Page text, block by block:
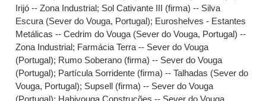
Irijó -- Zona Industrial; Sol Cativante III (firma) -- Silva
Escura (Sever do Vouga, Portugal); Euroshelves - Estantes
Metálicas -- Cedrim do Vouga (Sever do Vouga, Portugal) --
Zona Industrial; Farmácia Terra -- Sever do Vouga
(Portugal); Rumo Soberano (firma) -- Sever do Vouga
(Portugal); Partícula Sorridente (firma) -- Talhadas (Sever do
Vouga, Portugal); Supsell (firma) -- Sever do Vouga
(Portugal); Habivouga Construções -- Sever do Vouga